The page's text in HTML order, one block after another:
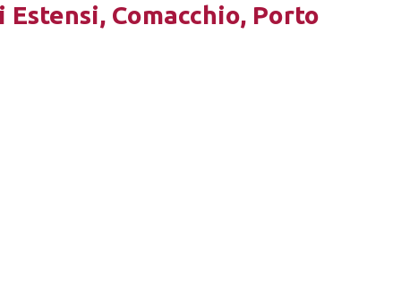
Comacchio, Porto